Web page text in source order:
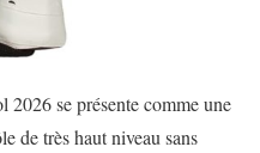
se présente comme une
de très haut niveau sans